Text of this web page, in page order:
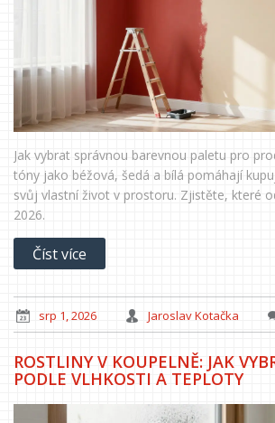
Jak vybrat správnou barevnou paletu pro
tóny jako béžová, šedá a bílá pomáhají
svůj vlastní život v prostoru. Zjistěte, které
2026.
Číst více
srp 1, 2026 Jaroslav Kotačka
ROSTLINY V KOUPELNĚ: JAK
PODLE VLHKOSTI A TEPLOTY